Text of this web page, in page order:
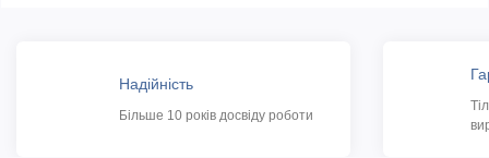
Надійність
Більше 10 років досвіду роботи